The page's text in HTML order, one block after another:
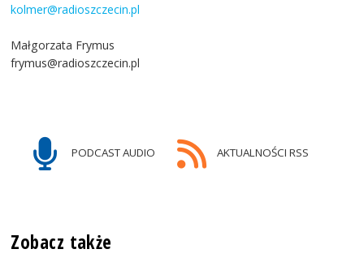
kolmer@radioszczecin.pl
Małgorzata Frymus
frymus@radioszczecin.pl
PODCAST AUDIO AKTUALNOŚCI RSS
Zobacz także